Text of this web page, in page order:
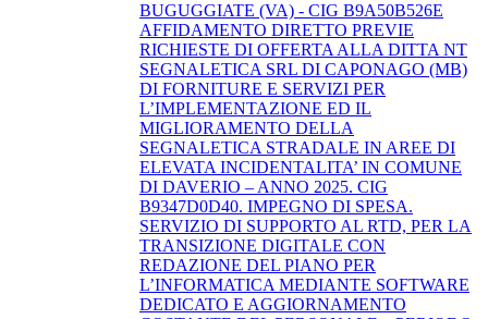
BUGUGGIATE (VA) - CIG B9A50B526E
AFFIDAMENTO DIRETTO PREVIE
RICHIESTE DI OFFERTA ALLA DITTA NT
SEGNALETICA SRL DI CAPONAGO (MB)
DI FORNITURE E SERVIZI PER
L’IMPLEMENTAZIONE ED IL
MIGLIORAMENTO DELLA
SEGNALETICA STRADALE IN AREE DI
ELEVATA INCIDENTALITA’ IN COMUNE
DI DAVERIO – ANNO 2025. CIG
B9347D0D40. IMPEGNO DI SPESA.
SERVIZIO DI SUPPORTO AL RTD, PER LA
TRANSIZIONE DIGITALE CON
REDAZIONE DEL PIANO PER
L’INFORMATICA MEDIANTE SOFTWARE
DEDICATO E AGGIORNAMENTO